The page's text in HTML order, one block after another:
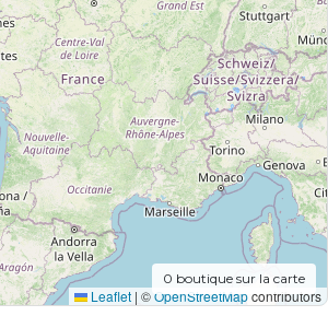
Leaflet | ©OpenStreetMapcontributors
0 boutique sur la carte